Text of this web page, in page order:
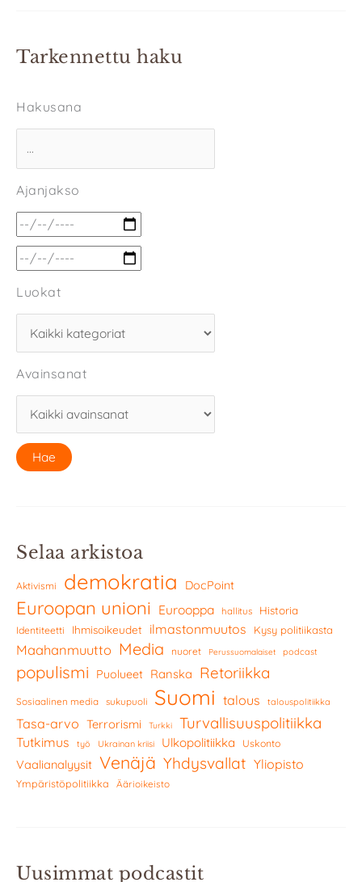
Tarkennettu haku
Hakusana
Ajanjakso
Luokat
Avainsanat
Selaa arkistoa
Aktivismi demokratia DocPoint
Euroopan unioni Eurooppa hallitus Historia
Identiteetti Ihmisoikeudet ilmastonmuutos Kysy politiikasta
Maahanmuutto Media nuoret Perussuomalaiset podcast
populismi Puolueet Ranska Retoriikka
Sosiaalinen media sukupuoli Suomi talous talouspolitiikka
Tasa-arvo Terrorismi Turkki Turvallisuuspolitiikka
Tutkimus työ Ukrainan kriisi Ulkopolitiikka Uskonto
Vaalianalyysit Venäjä Yhdysvallat Yliopisto
Ympäristöpolitiikka Äärioikeisto
Uusimmat podcastit